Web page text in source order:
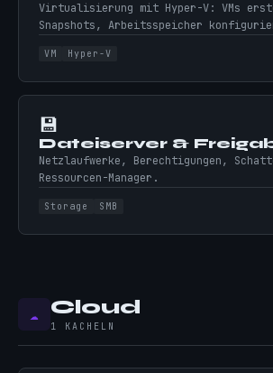
Virtualisierung mit Hyper-V: VMs
Snapshots, Arbeitsspeicher
VM Hyper-V
💾
Dateiserver &
Netzlaufwerke, Berechtigungen,
Ressourcen-Manager.
Storage SMB
☁️ Cloud
1 KACHELN